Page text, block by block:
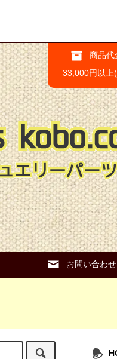
商品代
33,000円以上
お問い合わせ